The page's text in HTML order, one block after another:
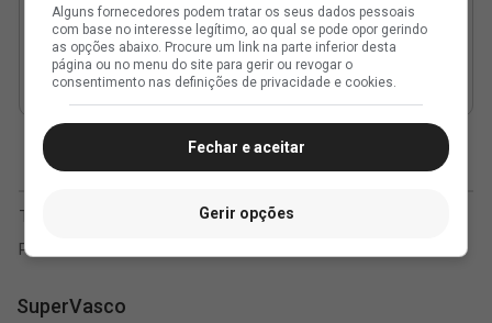
SuperVasco
Alguns fornecedores podem tratar os seus dados pessoais
com base no interesse legítimo, ao qual se pode opor gerindo
as opções abaixo. Procure um link na parte inferior desta
página ou no menu do site para gerir ou revogar o
consentimento nas definições de privacidade e cookies.
Fechar e aceitar
Gerir opções